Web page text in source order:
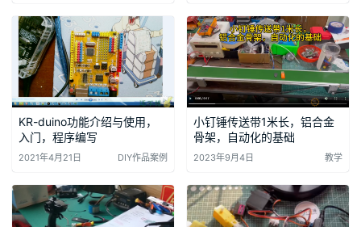
KR-duino功能介绍与使用，
入门，程序编写
2021年4月21日 DIY作品案例
小钉锤传送带1米长，铝合金
骨架，自动化的基础
2023年9月4日 教学